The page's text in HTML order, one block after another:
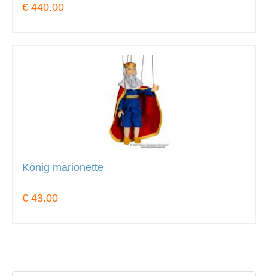
€ 440.00
König marionette
€ 43.00